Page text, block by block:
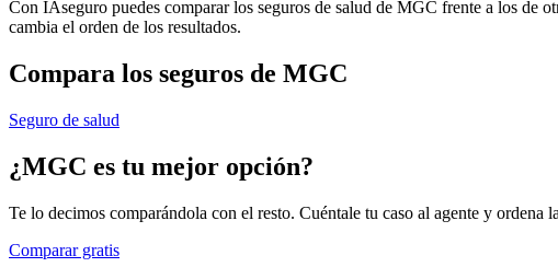
Con IAseguro puedes comparar los seguros de salud de MGC frente a los de
cambia el orden de los resultados.
Compara los seguros de MGC
Seguro de salud
¿MGC es tu mejor opción?
Te lo decimos comparándola con el resto. Cuéntale tu caso al agente y
Comparar gratis